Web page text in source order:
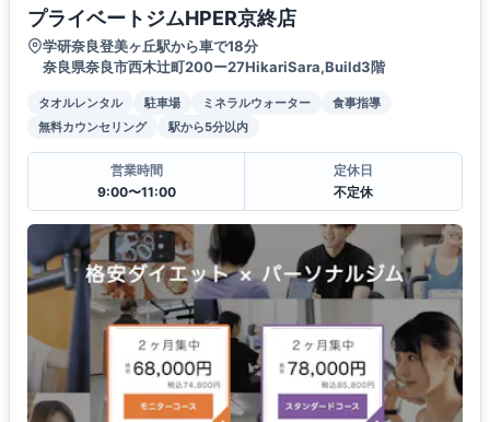
プライベートジムHPER京終店
学研奈良登美ヶ丘駅から車で18分
奈良県奈良市西木辻町200ー27HikariSara,Build3階
タオルレンタル 駐車場 ミネラルウォーター
食事指導
無料カウンセリング
駅から5分以内
営業時間
9:00〜11:00
定休日
不定休